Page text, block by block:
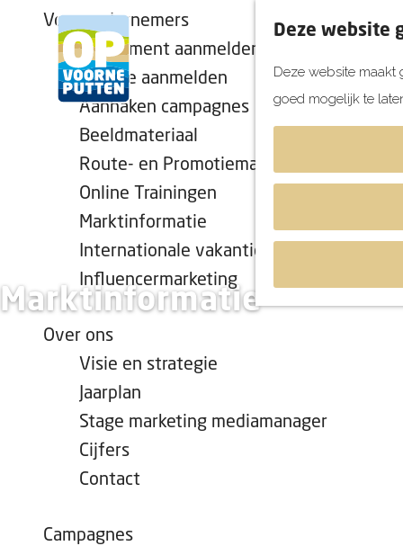
Deze website
Deze website
goed mogelijk te
e
h
Voor ondernemers
Evenement aanmelden
Locatie aanmelden
Aanhaken campagnes
Beeldmateriaal
Route- en Promotiemateriaal
Online Trainingen
Marktinformatie
Internationale vakantiekalender
Influencermarketing
Over ons
Visie en strategie
Jaarplan
Stage marketing mediamanager
Cijfers
Contact
Campagnes
Marktinformatie